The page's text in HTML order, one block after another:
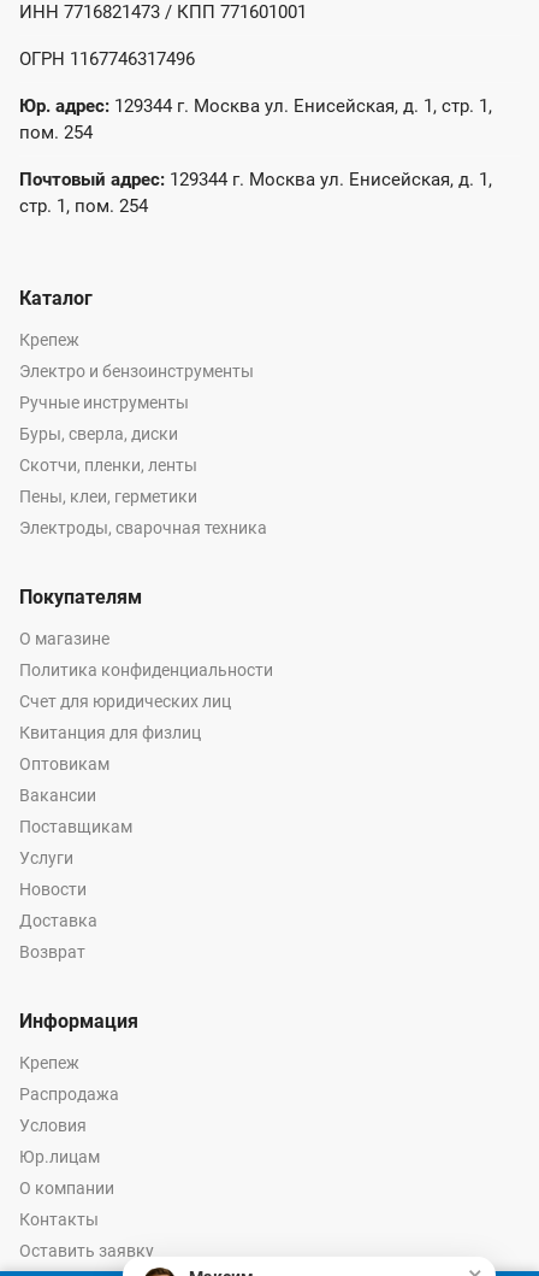
ИНН 7716821473 / КПП 771601001
ОГРН 1167746317496
Юр. адрес: 129344 г. Москва ул. Енисейская, д. 1, стр. 1,
пом. 254
Почтовый адрес: 129344 г. Москва ул. Енисейская, д. 1,
стр. 1, пом. 254
Каталог
Крепеж
Электро и бензоинструменты
Ручные инструменты
Буры, сверла, диски
Скотчи, пленки, ленты
Пены, клеи, герметики
Электроды, сварочная техника
Покупателям
О магазине
Политика конфиденциальности
Счет для юридических лиц
Квитанция для физлиц
Оптовикам
Вакансии
Поставщикам
Услуги
Новости
Доставка
Возврат
Информация
Крепеж
Распродажа
Условия
Юр.лицам
О компании
Контакты
Оставить заявку